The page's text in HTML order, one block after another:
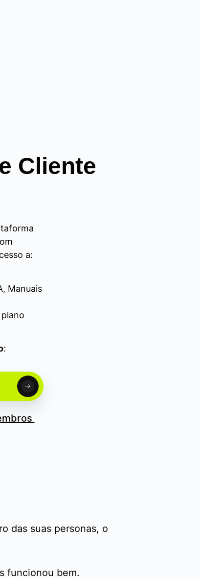
Cliente
a:
Manuais
:
das suas personas, o
funcionou bem.